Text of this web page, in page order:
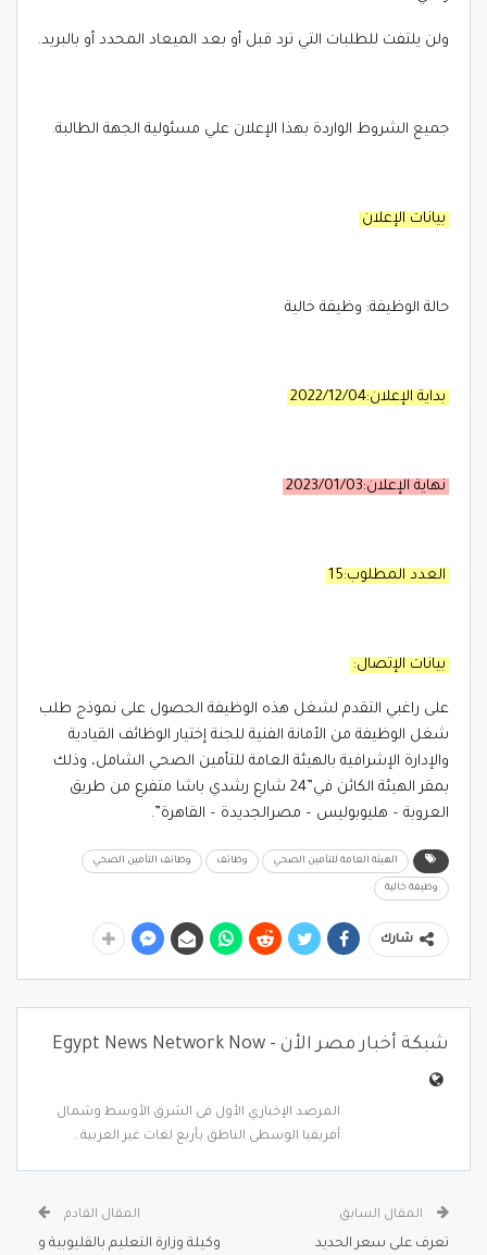
ولن يلتفت للطلبات التي ترد قبل أو بعد الميعاد المحدد أو بالبريد.
جميع الشروط الواردة بهذا الإعلان علي مسئولية الجهة الطالبة.
بيانات الإعلان
حالة الوظيفة: وظيفة خالية
بداية الإعلان:2022/12/04
نهاية الإعلان:2023/01/03
العدد المطلوب:15
بيانات الإتصال:
على راغبي التقدم لشغل هذه الوظيفة الحصول على نموذج طلب
شغل الوظيفة من الأمانة الفنية للجنة إختيار الوظائف القيادية
والإدارة الإشرافية بالهيئة العامة للتأمين الصحي الشامل، وذلك
بمقر الهيئة الكائن في”24 شارع رشدي باشا متفرع من طريق
العروبة – هليوبوليس – مصرالجديدة – القاهرة”.
الهيئة العامة للتأمين الصحي وظائف وظائف التأمين الصحي
وظيفة خالية
شارك
شبكة أخبار مصر الأن - Egypt News Network Now
المرصد الإخباري الأول فى الشرق الأوسط وشمال
أفريقيا الوسطى الناطق بأربع لغات غير العربية .
المقال السابق
تعرف على سعر الحديد
المقال القادم
وكيلة وزارة التعليم بالقليوبية و